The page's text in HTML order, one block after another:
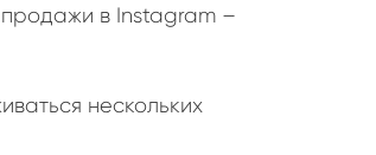
продажи в Instagram –
нескольких